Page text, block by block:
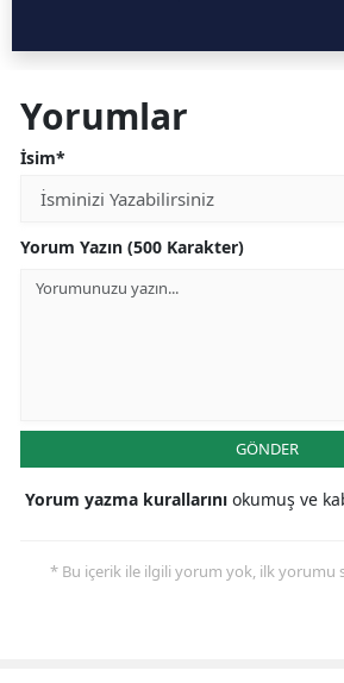
Yorumlar
İsim*
Yorum Yazın (500 Karakter)
GÖNDER
Yorum yazma kurallarını okumuş ve
* Bu içerik ile ilgili yorum yok, ilk yorumu